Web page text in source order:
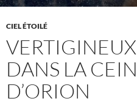
CIEL ÉTOILÉ
DANS LA
D’ORION